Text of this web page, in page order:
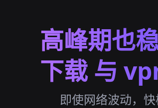
高峰期也
下载 与
即使网络波动，